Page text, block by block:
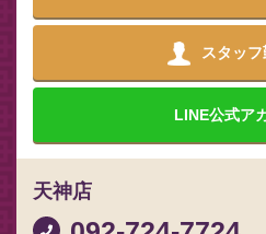
スタッ
LINE公式ア
天神店